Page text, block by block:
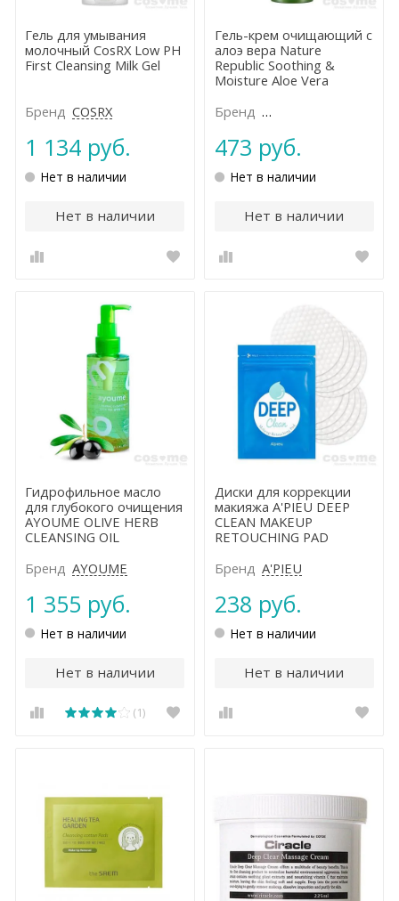
Гель для умывания
молочный CosRX Low PH
First Cleansing Milk Gel
Бренд COSRX
1 134 руб.
Нет в наличии
Нет в наличии
Гель-крем очищающий с
алоэ вера Nature
Republic Soothing &
Moisture Aloe Vera
Бренд NATURE REPUBLIC
473 руб.
Нет в наличии
Нет в наличии
Гидрофильное масло
для глубокого очищения
AYOUME OLIVE HERB
CLEANSING OIL
Бренд AYOUME
1 355 руб.
Нет в наличии
Нет в наличии
(1)
Диски для коррекции
макияжа A'PIEU DEEP
CLEAN MAKEUP
RETOUCHING PAD
Бренд A'PIEU
238 руб.
Нет в наличии
Нет в наличии